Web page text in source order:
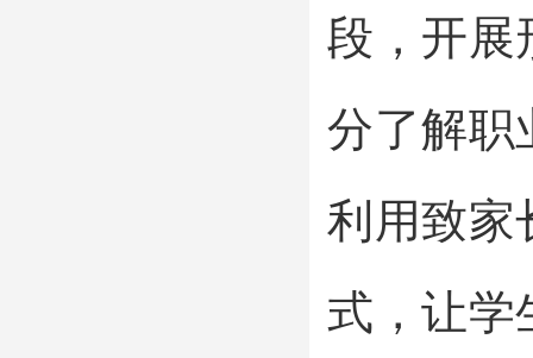
段，开展
分了解职
利用致家
式，让学